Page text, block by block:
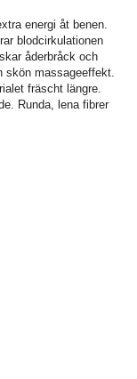
energi åt benen.
blodcirkulationen
åderbråck och
skön massageeffekt.
fräscht längre.
Runda, lena fibrer